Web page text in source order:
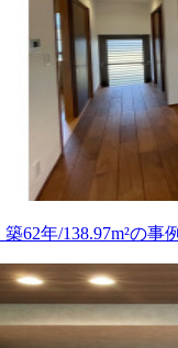
62年/138.97m²の事